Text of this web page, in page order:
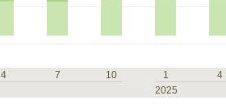
4 7
10
1 4
2025